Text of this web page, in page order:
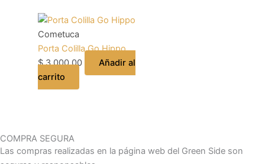
Cometuca
Porta Colilla Go Hippo
$3.000,00
Añadir al
carrito
COMPRA SEGURA
Las compras realizadas en la página web del Green Side son